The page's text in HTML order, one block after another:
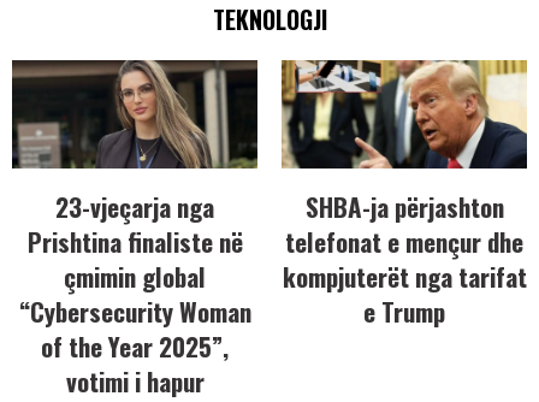
TEKNOLOGJI
23-vjeçarja nga
Prishtina finaliste në
çmimin global
“Cybersecurity Woman
of the Year 2025”,
votimi i hapur
SHBA-ja përjashton
telefonat e mençur dhe
kompjuterët nga tarifat
e Trump